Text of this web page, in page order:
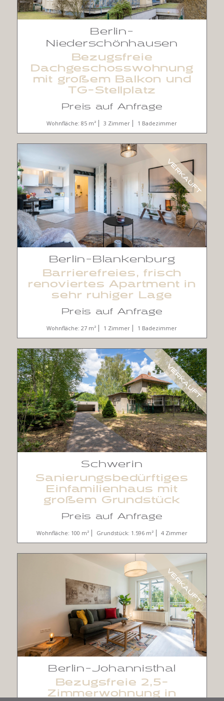
Berlin-
Niederschönhausen
Bezugsfreie
Dachgeschosswohnung
mit großem Balkon und
TG-Stellplatz
Preis auf Anfrage
Wohnfläche: 85 m² 3 Zimmer 1 Badezimmer
VERKAUFT
Berlin-Blankenburg
Barrierefreies, frisch
renoviertes Apartment in
sehr ruhiger Lage
Preis auf Anfrage
Wohnfläche: 27 m² 1 Zimmer 1 Badezimmer
VERKAUFT
Schwerin
Sanierungsbedürftiges
Einfamilienhaus mit
großem Grundstück
Preis auf Anfrage
Wohnfläche: 100 m² Grundstück: 1.596 m² 4 Zimmer
VERKAUFT
Berlin-Johannisthal
Bezugsfreie 2,5-
Zimmerwohnung in